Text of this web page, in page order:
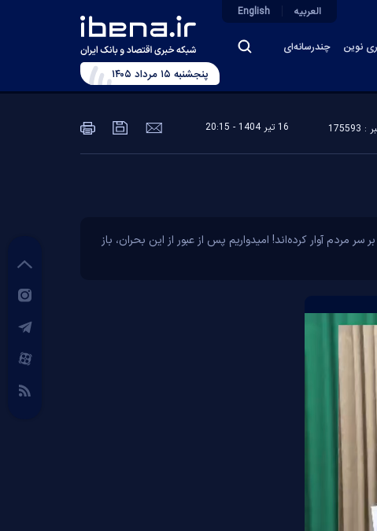
نوین چندرسانه‌ای
العربیه English
پنجشنبه ۱۵ مرداد ۱۴۰۵
16 تير 1404 - 20:15
آوار کرده‌اند! امیدواریم پس از عبور از این بحران، باز